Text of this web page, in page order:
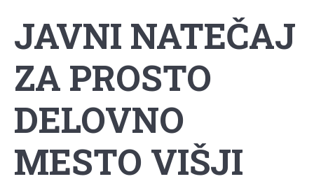
JAVNI NATEČAJ
ZA PROSTO
DELOVNO
MESTO VIŠJI